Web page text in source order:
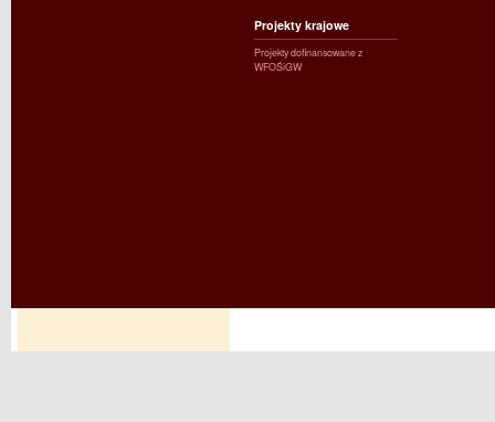
Projekty krajowe
Projekty dofinansowane z
WFOŚiGW